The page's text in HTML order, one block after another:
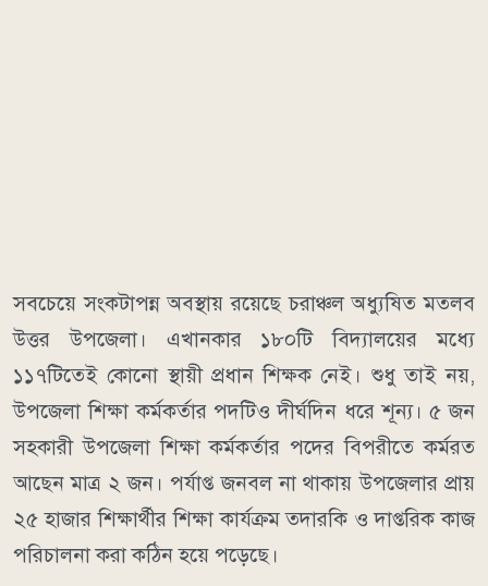
সবচেয়ে সংকটাপন্ন অবস্থায় রয়েছে চরাঞ্চল অধ্যুষিত মতলব
উত্তর উপজেলা। এখানকার ১৮০টি বিদ্যালয়ের মধ্যে
১১৭টিতেই কোনো স্থায়ী প্রধান শিক্ষক নেই। শুধু তাই নয়,
উপজেলা শিক্ষা কর্মকর্তার পদটিও দীর্ঘদিন ধরে শূন্য। ৫ জন
সহকারী উপজেলা শিক্ষা কর্মকর্তার পদের বিপরীতে কর্মরত
আছেন মাত্র ২ জন। পর্যাপ্ত জনবল না থাকায় উপজেলার প্রায়
২৫ হাজার শিক্ষার্থীর শিক্ষা কার্যক্রম তদারকি ও দাপ্তরিক কাজ
পরিচালনা করা কঠিন হয়ে পড়েছে।